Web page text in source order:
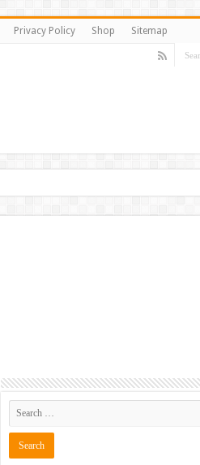
Privacy Policy Shop Sitemap